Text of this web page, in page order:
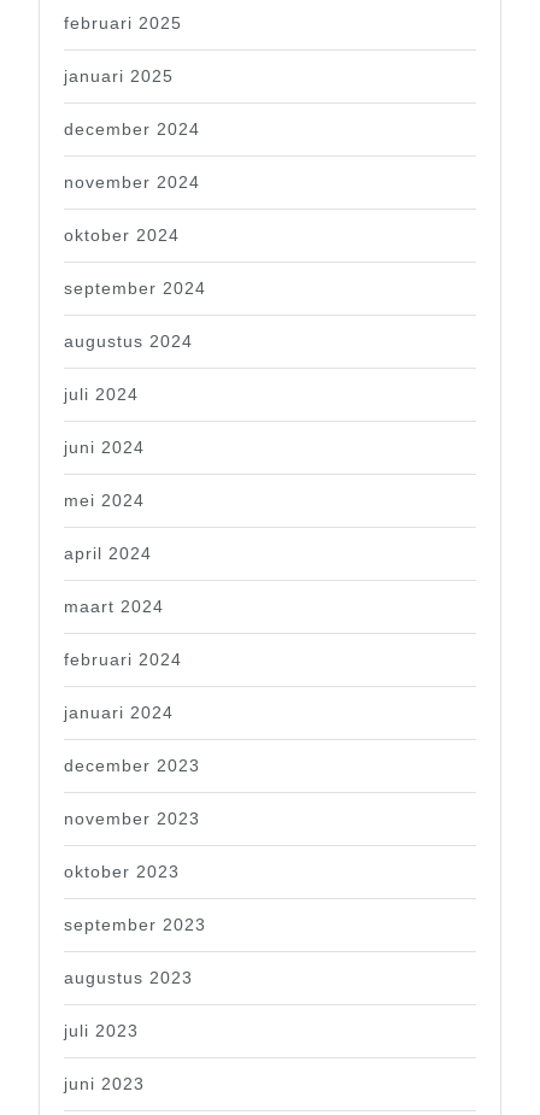
februari 2025
januari 2025
december 2024
november 2024
oktober 2024
september 2024
augustus 2024
juli 2024
juni 2024
mei 2024
april 2024
maart 2024
februari 2024
januari 2024
december 2023
november 2023
oktober 2023
september 2023
augustus 2023
juli 2023
juni 2023